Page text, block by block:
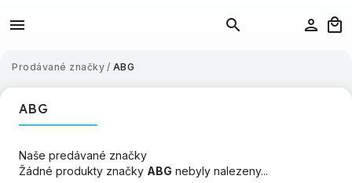
Prodávané značky / ABG
ABG
Naše predávané značky
Žádné produkty značky ABG nebyly nalezeny...